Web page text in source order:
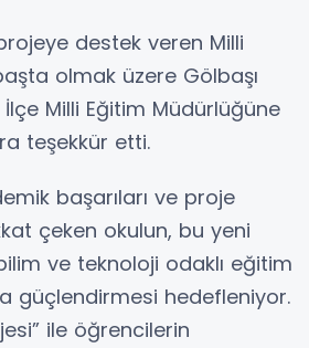
destek veren Milli
olmak üzere Gölbaşı
İlçe Milli Eğitim Müdürlüğüne
teşekkür etti.
başarıları ve proje
çeken okulun, bu yeni
ve teknoloji odaklı eğitim
güçlendirmesi hedefleniyor.
ile öğrencilerin